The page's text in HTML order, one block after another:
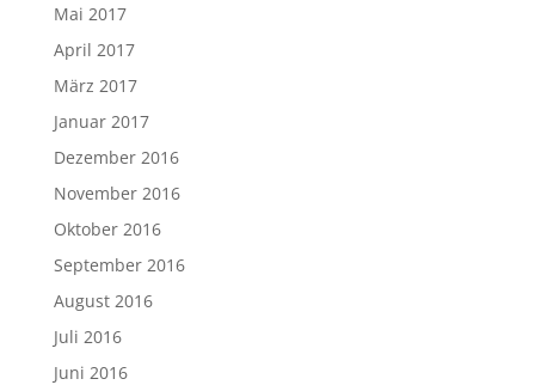
Mai 2017
April 2017
März 2017
Januar 2017
Dezember 2016
November 2016
Oktober 2016
September 2016
August 2016
Juli 2016
Juni 2016